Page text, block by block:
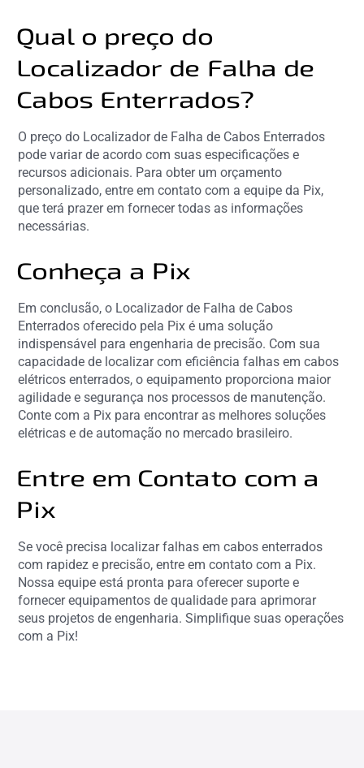
Qual o preço do
Localizador de Falha de
Cabos Enterrados?
O preço do Localizador de Falha de Cabos Enterrados
pode variar de acordo com suas especificações e
recursos adicionais. Para obter um orçamento
personalizado, entre em contato com a equipe da Pix,
que terá prazer em fornecer todas as informações
necessárias.
Conheça a Pix
Em conclusão, o Localizador de Falha de Cabos
Enterrados oferecido pela Pix é uma solução
indispensável para engenharia de precisão. Com sua
capacidade de localizar com eficiência falhas em cabos
elétricos enterrados, o equipamento proporciona maior
agilidade e segurança nos processos de manutenção.
Conte com a Pix para encontrar as melhores soluções
elétricas e de automação no mercado brasileiro.
Entre em Contato com a
Pix
Se você precisa localizar falhas em cabos enterrados
com rapidez e precisão, entre em contato com a Pix.
Nossa equipe está pronta para oferecer suporte e
fornecer equipamentos de qualidade para aprimorar
seus projetos de engenharia. Simplifique suas operações
com a Pix!